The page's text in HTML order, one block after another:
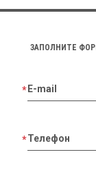
ЗАПОЛНИТЕ
E-mail
Телефон